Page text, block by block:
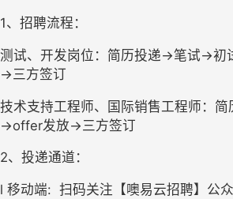
1、招聘流程：
测试、开发岗位：简历投递→笔试→
→三方签订
技术支持工程师、国际销售工程师：
→offer发放→三方签订
2、投递通道：
l 移动端:  扫码关注【噢易云招聘】公